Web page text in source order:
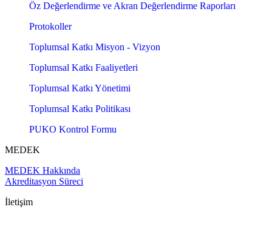
Öz Değerlendirme ve Akran Değerlendirme Raporları
Protokoller
Toplumsal Katkı Misyon - Vizyon
Toplumsal Katkı Faaliyetleri
Toplumsal Katkı Yönetimi
Toplumsal Katkı Politikası
PUKO Kontrol Formu
MEDEK
MEDEK Hakkında
Akreditasyon Süreci
İletişim